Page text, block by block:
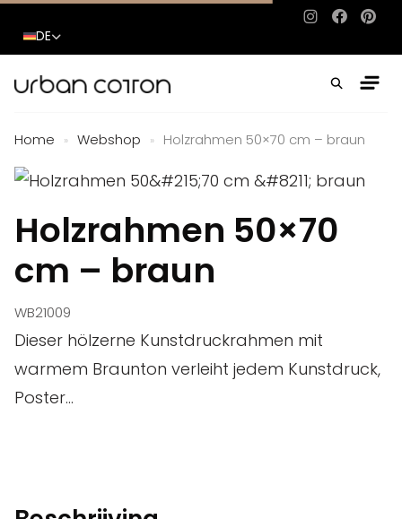
Instagram
DE
Home » Webshop » Holzrahmen 50×70 cm – braun
Holzrahmen 50×70
cm – braun
WB21009
Dieser hölzerne Kunstdruckrahmen mit
warmem Braunton verleiht jedem Kunstdruck,
Poster...